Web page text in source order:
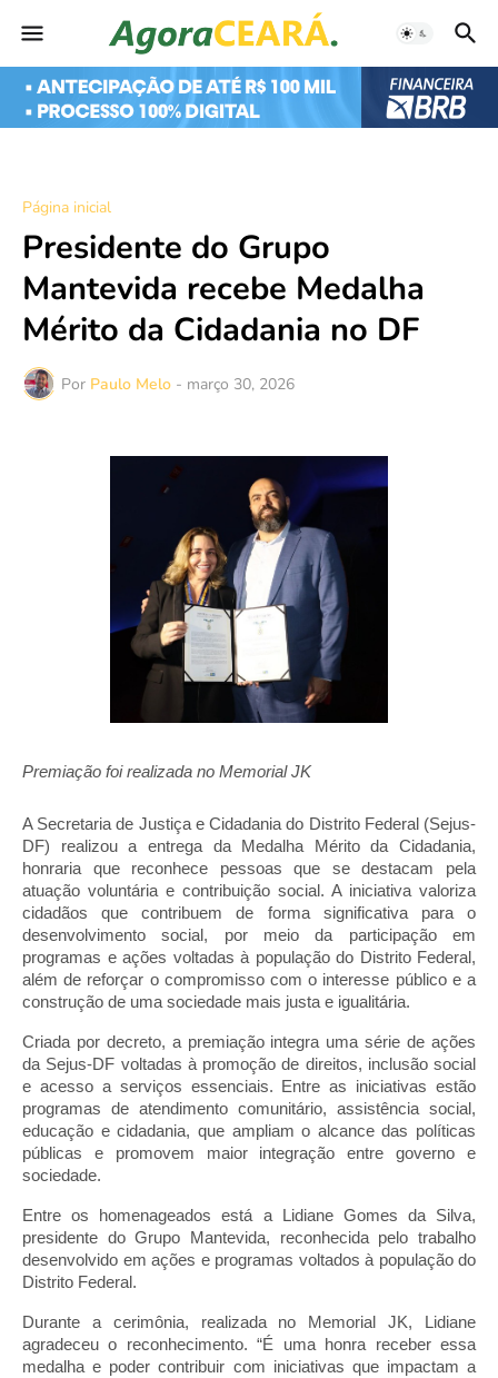
Página inicial
Presidente do Grupo
Mantevida recebe Medalha
Mérito da Cidadania no DF
Por Paulo Melo - março 30, 2026
Premiação foi realizada no Memorial JK
A Secretaria de Justiça e Cidadania do Distrito Federal (Sejus-
DF) realizou a entrega da Medalha Mérito da Cidadania,
honraria que reconhece pessoas que se destacam pela
atuação voluntária e contribuição social. A iniciativa valoriza
cidadãos que contribuem de forma significativa para o
desenvolvimento social, por meio da participação em
programas e ações voltadas à população do Distrito Federal,
além de reforçar o compromisso com o interesse público e a
construção de uma sociedade mais justa e igualitária.
Criada por decreto, a premiação integra uma série de ações
da Sejus-DF voltadas à promoção de direitos, inclusão social
e acesso a serviços essenciais. Entre as iniciativas estão
programas de atendimento comunitário, assistência social,
educação e cidadania, que ampliam o alcance das políticas
públicas e promovem maior integração entre governo e
sociedade.
Entre os homenageados está a Lidiane Gomes da Silva,
presidente do Grupo Mantevida, reconhecida pelo trabalho
desenvolvido em ações e programas voltados à população do
Distrito Federal.
Durante a cerimônia, realizada no Memorial JK, Lidiane
agradeceu o reconhecimento. “É uma honra receber essa
medalha e poder contribuir com iniciativas que impactam a